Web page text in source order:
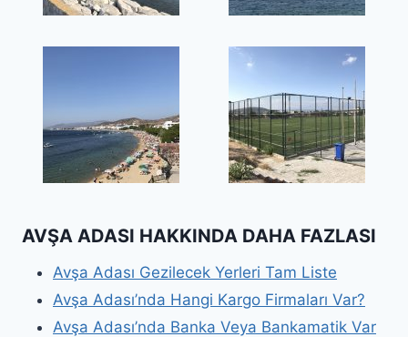
AVŞA ADASI HAKKINDA DAHA FAZLASI
Avşa Adası Gezilecek Yerleri Tam Liste
Avşa Adası’nda Hangi Kargo Firmaları Var?
Avşa Adası’nda Banka Veya Bankamatik Var